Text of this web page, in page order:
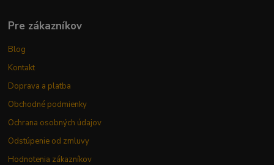
Pre zákazníkov
Blog
Kontakt
Doprava a platba
Obchodné podmienky
Ochrana osobných údajov
Odstúpenie od zmluvy
Hodnotenia zákazníkov